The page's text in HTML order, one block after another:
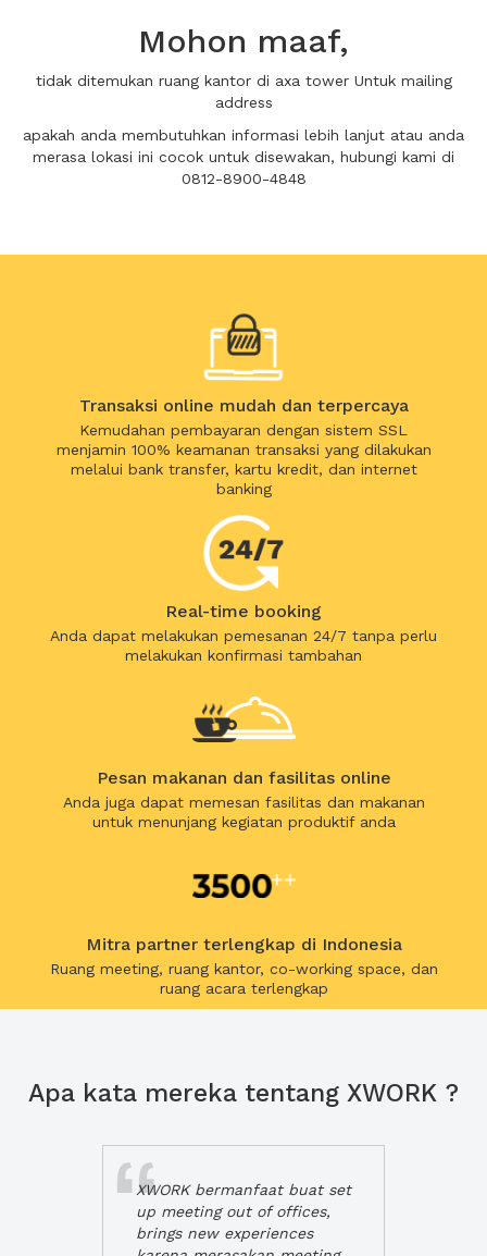
Mohon maaf,
tidak ditemukan ruang kantor di axa tower Untuk mailing
address
apakah anda membutuhkan informasi lebih lanjut atau anda
merasa lokasi ini cocok untuk disewakan, hubungi kami di
0812-8900-4848
Transaksi online mudah dan terpercaya
Kemudahan pembayaran dengan sistem SSL
menjamin 100% keamanan transaksi yang dilakukan
melalui bank transfer, kartu kredit, dan internet
banking
Real-time booking
Anda dapat melakukan pemesanan 24/7 tanpa perlu
melakukan konfirmasi tambahan
Pesan makanan dan fasilitas online
Anda juga dapat memesan fasilitas dan makanan
untuk menunjang kegiatan produktif anda
Mitra partner terlengkap di Indonesia
Ruang meeting, ruang kantor, co-working space, dan
ruang acara terlengkap
Apa kata mereka tentang XWORK ?
XWORK bermanfaat buat set
up meeting out of offices,
brings new experiences